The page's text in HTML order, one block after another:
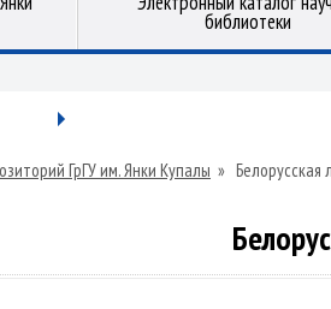
библиотеки
ГрГУ им. Янки Купалы » Белорусская